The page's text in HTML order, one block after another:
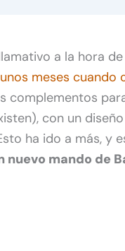
a la hora de
unos meses cuando
complementos
con un
ha ido a más, y
nuevo mando de